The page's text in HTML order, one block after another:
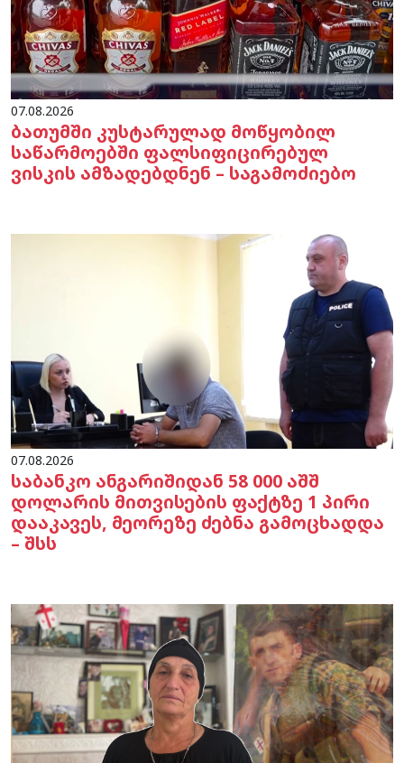
07.08.2026
ბათუმში კუსტარულად მოწყობილ
საწარმოებში ფალსიფიცირებულ
ვისკის ამზადებდნენ – საგამოძიებო
07.08.2026
საბანკო ანგარიშიდან 58 000 აშშ
დოლარის მითვისების ფაქტზე 1 პირი
დააკავეს, მეორეზე ძებნა გამოცხადდა
– შსს